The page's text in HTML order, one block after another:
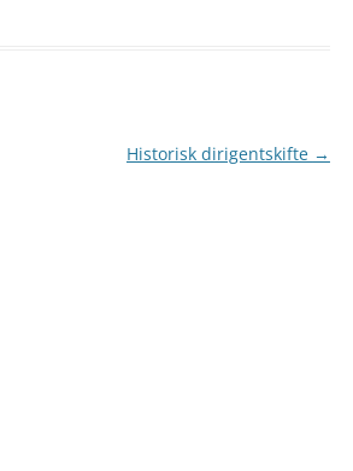
Historisk dirigentskifte →